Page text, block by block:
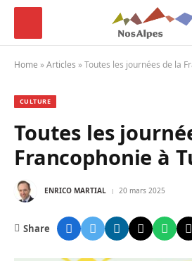
Home »Articles »Toutes les journées de la
CULTURE
Toutes les
Francophonie à
ENRICO MARTIAL 20 mars 2025
Share